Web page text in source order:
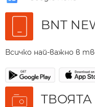
BNT
Всичко най-важно в